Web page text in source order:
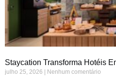
Staycation Transforma Hotéis
julho 25, 2026 Nenhum comentário